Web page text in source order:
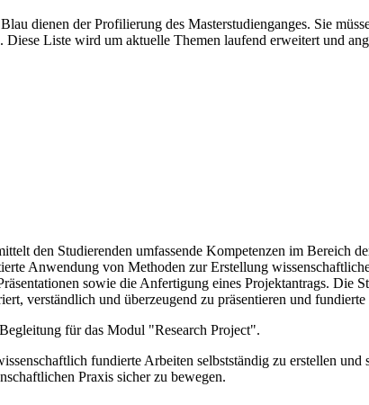
dienen der Profilierung des Masterstudienganges. Sie
Liste wird um aktuelle Themen laufend erweitert und
den Studierenden umfassende Kompetenzen im Bereich
Anwendung von Methoden zur Erstellung
sowie die Anfertigung eines Projektantrags. Die
verständlich und überzeugend zu präsentieren und
für das Modul "Research Project".
fundierte Arbeiten selbstständig zu erstellen und
Praxis sicher zu bewegen.